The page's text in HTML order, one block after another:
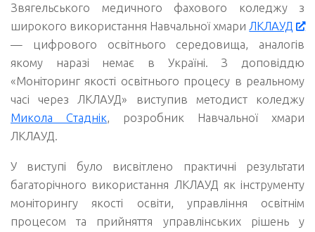
Звягельського медичного фахового коледжу з
широкого використання Навчальної хмари ЛКЛАУД
— цифрового освітнього середовища, аналогів
якому наразі немає в Україні. З доповіддю
«Моніторинг якості освітнього процесу в реальному
часі через ЛКЛАУД» виступив методист коледжу
Микола Стаднік, розробник Навчальної хмари
ЛКЛАУД.
У виступі було висвітлено практичні результати
багаторічного використання ЛКЛАУД як інструменту
моніторингу якості освіти, управління освітнім
процесом та прийняття управлінських рішень у